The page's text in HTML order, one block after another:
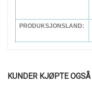
PRODUKSJONSLAND:
KUNDER KJØPTE OGSÅ